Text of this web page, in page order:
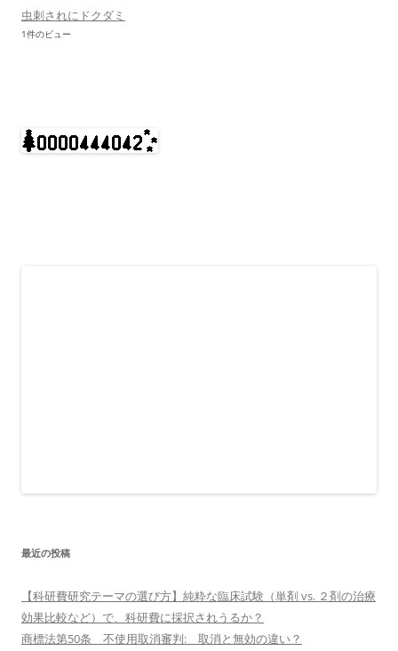
虫刺されにドクダミ
1件のビュー
最近の投稿
【科研費研究テーマの選び方】純粋な臨床試験（単剤 vs. ２剤の治療
効果比較など）で、科研費に採択されうるか？
商標法第50条 不使用取消審判: 取消と無効の違い？